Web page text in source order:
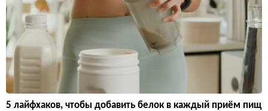
5 лайфхаков, чтобы добавить белок в каждый приём пищ